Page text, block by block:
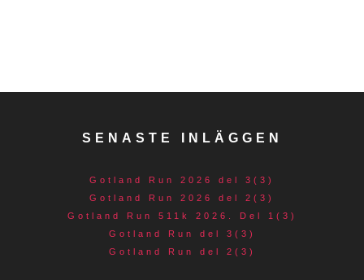
SENASTE INLÄGGEN
Gotland Run 2026 del 3(3)
Gotland Run 2026 del 2(3)
Gotland Run 511k 2026. Del 1(3)
Gotland Run del 3(3)
Gotland Run del 2(3)